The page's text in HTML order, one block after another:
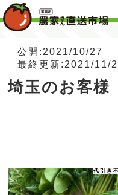
公開:2021/10/27
最終更新:2021/11/
埼玉のお客様
代引き